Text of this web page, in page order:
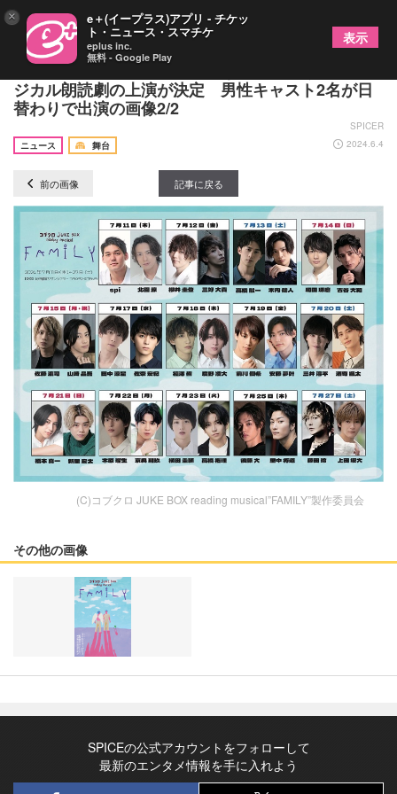
コブクロの名曲に乗せて新たな物語を紡ぐ、ミュー
ジカル朗読劇の上演が決定 男性キャスト2名が日
替わりで出演の画像2/2
SPICER
ニュース
舞台 2024.6.4
前の画像 記事に戻る
(C)コブクロ JUKE BOX reading musical”FAMILY”製作委員会
その他の画像
SPICEの公式アカウントをフォローして
最新のエンタメ情報を手に入れよう
× e＋(イープラス)アプリ - チケッ
ト・ニュース・スマチケ
eplus inc.
無料 - Google Play
表示